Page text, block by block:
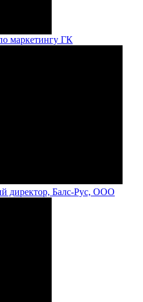
маркетингу ГК
директор, Балс-Рус, ООО